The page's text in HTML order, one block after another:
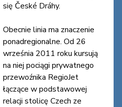
się České Dráhy.
Obecnie linia ma znaczenie
ponadregionalne. Od 26
września 2011 roku kursują
na niej pociągi prywatnego
przewoźnika RegioJet
łączące w podstawowej
relacji stolicę Czech ze